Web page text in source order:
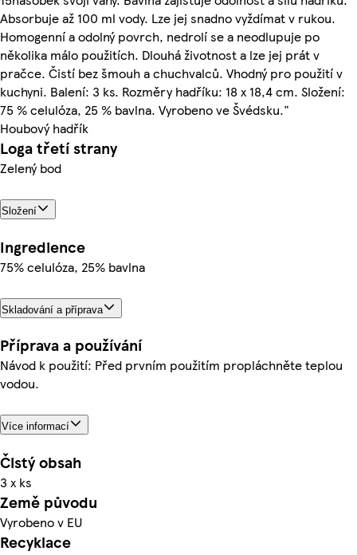
Absorbuje až 100 ml vody. Lze jej snadno vyždímat v rukou.
Homogenní a odolný povrch, nedrolí se a neodlupuje po
několika málo použitích. Dlouhá životnost a lze jej prát v
pračce. Čistí bez šmouh a chuchvalců. Vhodný pro použití v
kuchyni. Balení: 3 ks. Rozměry hadříku: 18 x 18,4 cm. Složení:
75 % celulóza, 25 % bavlna. Vyrobeno ve Švédsku."
Houbový hadřík
Loga třetí strany
Zelený bod
Složení
Ingredience
75% celulóza, 25% bavlna
Skladování a příprava
Příprava a používání
Návod k použití: Před prvním použitím propláchněte teplou
vodou.
Více informací
Čistý obsah
3 x ks
Země původu
Vyrobeno v EU
Recyklace